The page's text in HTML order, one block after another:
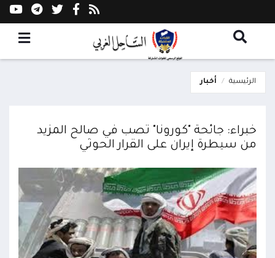
الرئيسية أخبار
خبراء: جائحة "كورونا" تصب في صالح المزيد
من سيطرة إيران على القرار الحوثي